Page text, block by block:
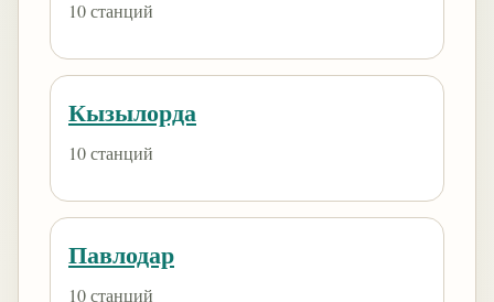
10 станций
Кызылорда
10 станций
Павлодар
10 станций